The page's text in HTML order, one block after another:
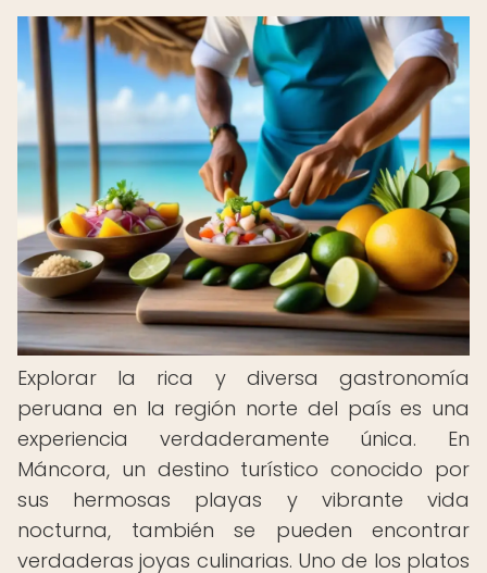
Explorar la rica y diversa gastronomía
peruana en la región norte del país es una
experiencia verdaderamente única. En
Máncora, un destino turístico conocido por
sus hermosas playas y vibrante vida
nocturna, también se pueden encontrar
verdaderas joyas culinarias. Uno de los platos